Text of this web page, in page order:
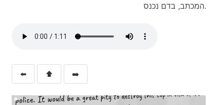
המכתב, בדם נכנס.
⬅️ ⬆️ ➡️